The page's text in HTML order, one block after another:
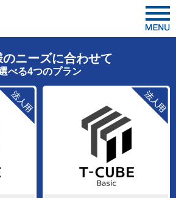
のニーズに合わせて
べる4つのプラン